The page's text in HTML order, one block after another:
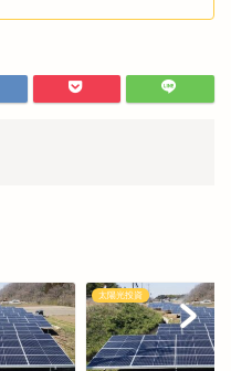
太陽光投資